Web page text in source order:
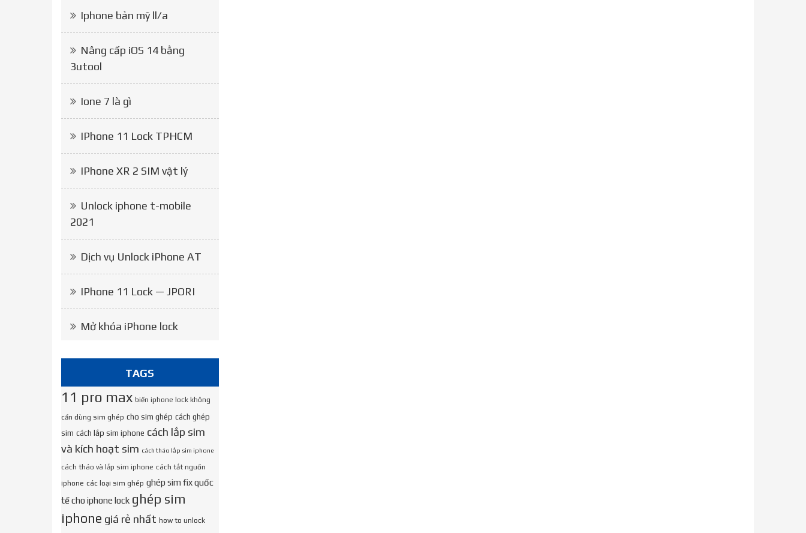
Iphone bản mỹ ll/a
Nâng cấp iOS 14 bằng
3utool
Ione 7 là gì
IPhone 11 Lock TPHCM
IPhone XR 2 SIM vật lý
Unlock iphone t-mobile
2021
Dịch vụ Unlock iPhone AT
IPhone 11 Lock — JPORI
Mở khóa iPhone lock
TAGS
11 pro max biến iphone lock không
cần dùng sim ghép cho sim ghép cách ghép
sim cách lắp sim iphone cách lắp sim
và kích hoạt sim cách tháo lắp sim iphone
cách tháo và lắp sim iphone cách tắt nguồn
iphone các loại sim ghép ghép sim fix quốc
tế cho iphone lock ghép sim
iphone giá rẻ nhất how to unlock